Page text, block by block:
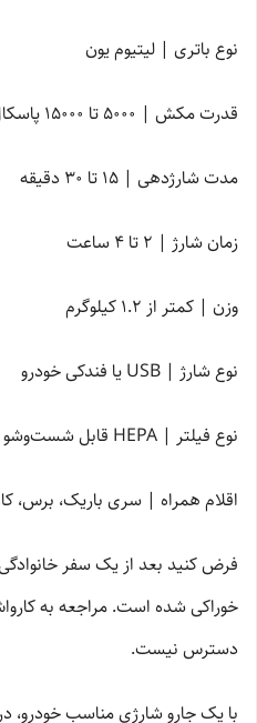
نوع باتری | لیتیوم یون
قدرت مکش | 5000 تا 15000 پاسکال
مدت شارژدهی | 15 تا 30 دقیقه
زمان شارژ | 2 تا 4 ساعت
وزن | کمتر از 1.2 کیلوگرم
نوع شارژ | USB یا فندکی خودرو
نوع فیلتر | HEPA قابل شست‌وشو
اقلام همراه | سری باریک، برس،
فرض کنید بعد از یک سفر
خوراکی شده است. مراجعه به
دسترس نیست.
با یک جارو شارژی مناسب خودرو، در کمتر از 15